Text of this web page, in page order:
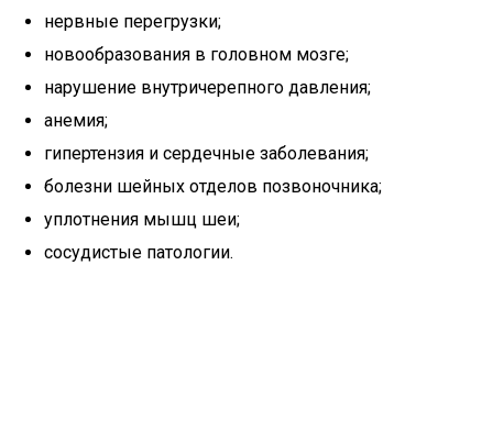
нервные перегрузки;
новообразования в головном мозге;
нарушение внутричерепного давления;
анемия;
гипертензия и сердечные заболевания;
болезни шейных отделов позвоночника;
уплотнения мышц шеи;
сосудистые патологии.